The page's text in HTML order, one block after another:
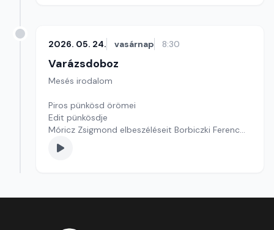
2026. 05. 24. vasárnap 8:30
Varázsdoboz
Mesés irodalom
Piros pünkösd örömei
Edit pünkösdje
Móricz Zsigmond elbeszéléseit Borbiczki Ferenc
olvassa fel.